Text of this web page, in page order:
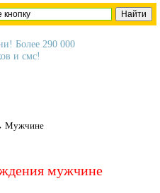
Мужчине
мужчине